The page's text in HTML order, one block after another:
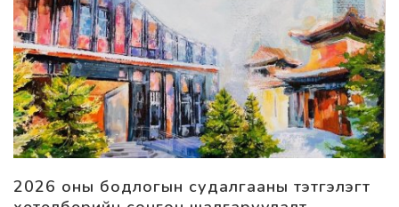
2026 оны бодлогын судалгааны тэтгэлэгт